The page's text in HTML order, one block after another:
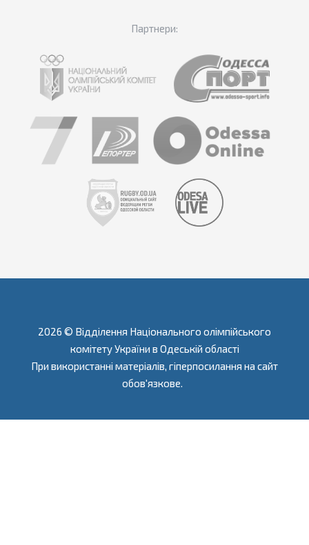
Партнери:
2026 © Відділення Національного олімпійського
комітету України в Одеській області
При використанні матеріалів, гіперпосилання на сайт
обов'язкове.